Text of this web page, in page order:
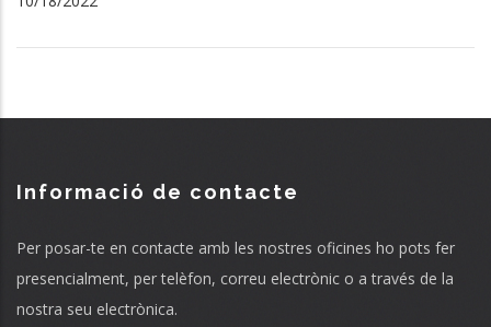
Informació de contacte
Per posar-te en contacte amb les nostres oficines ho pots fer
presencialment, per telèfon, correu electrònic o a través de la
nostra seu electrònica.